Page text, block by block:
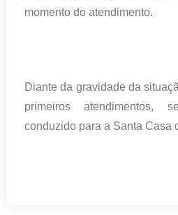
momento do atendimento.
Diante da gravidade da
primeiros atendimentos,
conduzido para a Santa Casa